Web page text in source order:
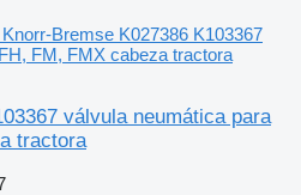
Knorr-Bremse K027386 K103367
FM, FMX cabeza tractora
válvula neumática para
tractora